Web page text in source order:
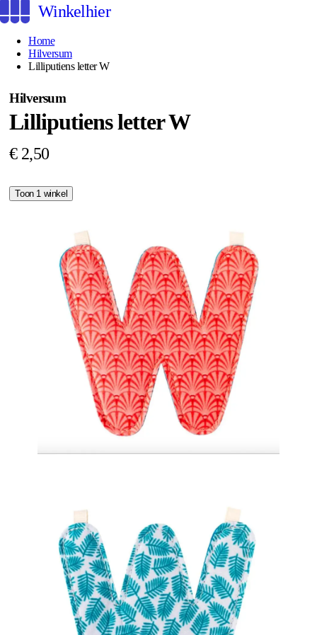
Winkelhier
Home
Hilversum
Lilliputiens letter W
Hilversum
Lilliputiens letter W
€ 2,50
Toon 1 winkel